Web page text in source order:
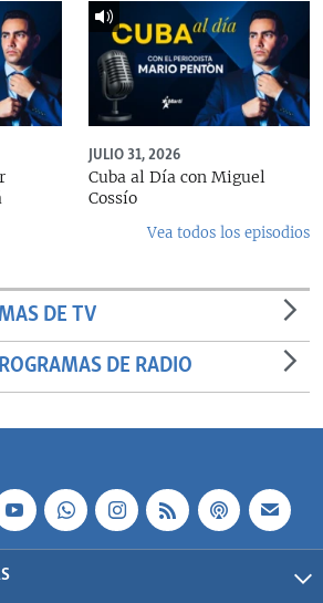
JULIO 31, 2026
Cuba al Día con Miguel
Cossío
Vea todos los episodios
DE TV
DE RADIO